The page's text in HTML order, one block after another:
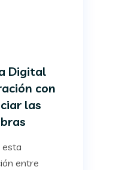
Digital
con
las
esta
entre